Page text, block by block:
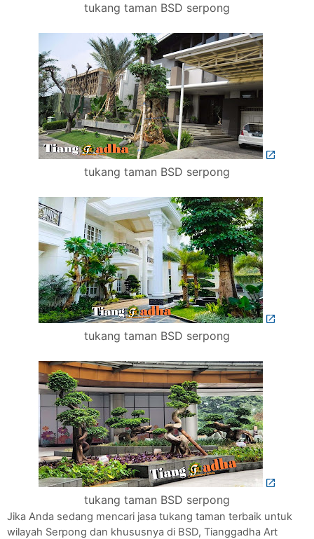
tukang taman BSD serpong
tukang taman BSD serpong
tukang taman BSD serpong
tukang taman BSD serpong
Jika Anda sedang mencari jasa tukang taman terbaik untuk
wilayah Serpong dan khususnya di BSD, Tianggadha Art